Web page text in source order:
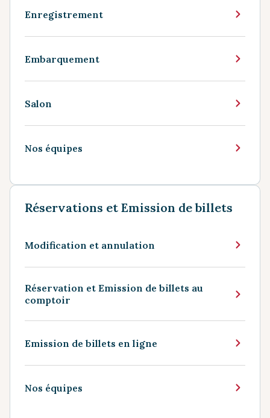
Enregistrement
Embarquement
Salon
Nos équipes
Réservations et Emission de billets
Modification et annulation
Réservation et Emission de billets au
comptoir
Emission de billets en ligne
Nos équipes